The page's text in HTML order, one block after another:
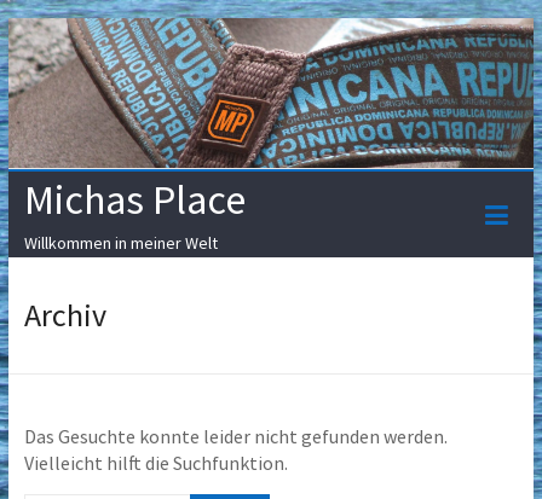
Skip
to
content
Michas Place
Willkommen in meiner Welt
Archiv
Das Gesuchte konnte leider nicht gefunden werden.
Vielleicht hilft die Suchfunktion.